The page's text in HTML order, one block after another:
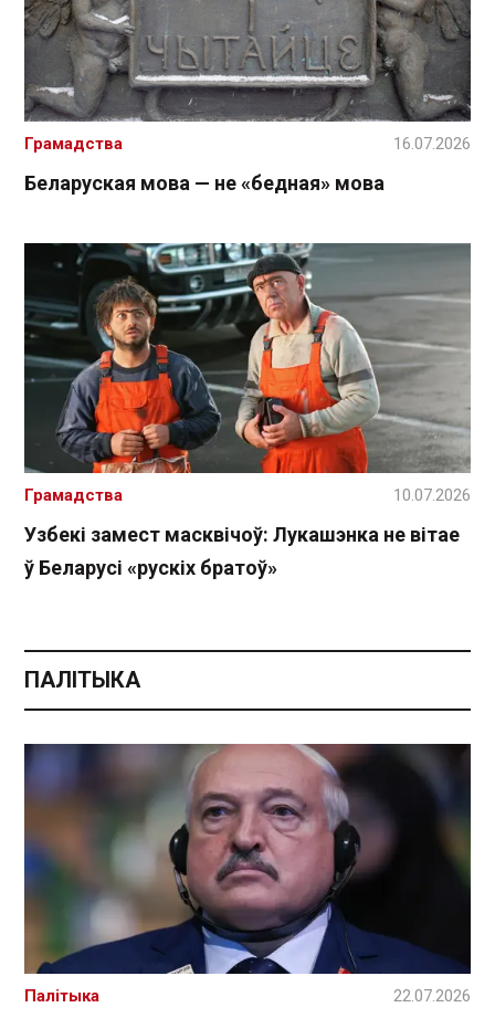
Беларуская мова — не «бедная» мова
Грамадства 16.07.2026
Узбекі замест масквічоў: Лукашэнка не вітае
ў Беларусі «рускіх братоў»
Грамадства 10.07.2026
ПАЛІТЫКА
Палітыка 22.07.2026